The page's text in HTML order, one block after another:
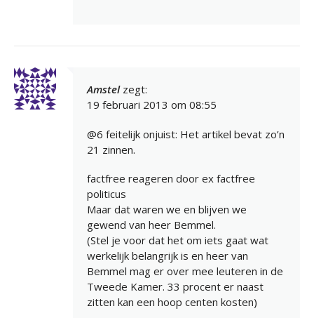
Amstel zegt:
19 februari 2013 om 08:55
@6 feitelijk onjuist: Het artikel bevat zo’n
21 zinnen.
factfree reageren door ex factfree
politicus
Maar dat waren we en blijven we
gewend van heer Bemmel.
(Stel je voor dat het om iets gaat wat
werkelijk belangrijk is en heer van
Bemmel mag er over mee leuteren in de
Tweede Kamer. 33 procent er naast
zitten kan een hoop centen kosten)